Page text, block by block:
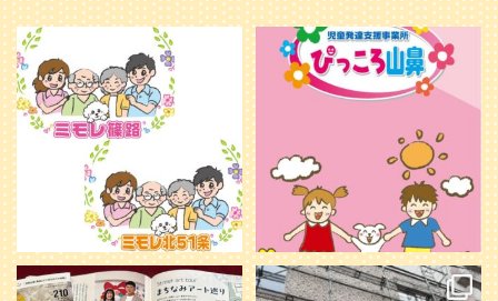
利用者様やご家族の皆さまに、親し
みや温かさが伝わるようなデザイン
を目指し、ミモレのイラストを新し
く作...
20 0
＼ 2026年6月1日 OPEN ／
...
25 0
本日発売のオトンvol.210号に掲載さ
れました！...
『ぴっころ山鼻』オープンに向けて
準備が着々と進んでいます。